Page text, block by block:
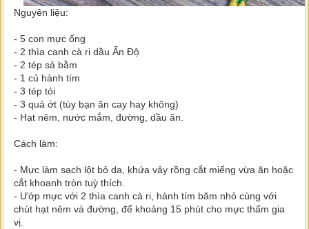
Nguyên liệu:
- 5 con mực ống
- 2 thìa canh cà ri dầu Ấn Độ
- 2 tép sả bằm
- 1 củ hành tím
- 3 tép tỏi
- 3 quả ớt (tùy bạn ăn cay hay không)
- Hạt nêm, nước mắm, đường, dầu ăn.
Cách làm:
- Mực làm sạch lột bỏ da, khứa vảy rồng cắt miếng vừa ăn hoặc
cắt khoanh tròn tuỳ thích.
- Ướp mực với 2 thìa canh cà ri, hành tím băm nhỏ cùng với
chút hạt nêm và đường, để khoảng 15 phút cho mực thấm gia
vị.